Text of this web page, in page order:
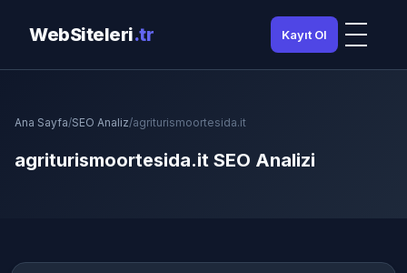
WebSiteleri.tr Kayıt Ol
Ana Sayfa/SEO Analiz/agriturismoortesida.it
agriturismoortesida.it SEO Analizi